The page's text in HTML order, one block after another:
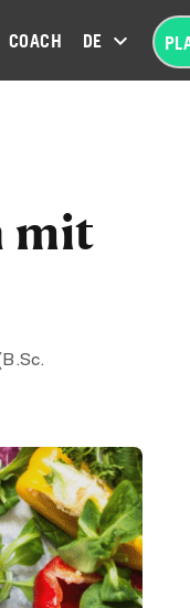
COACH DEUTSCH
mit